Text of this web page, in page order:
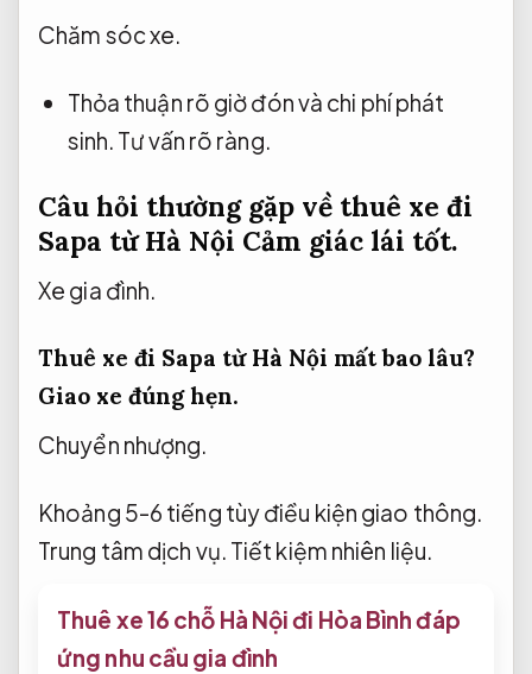
Chăm sóc xe.
Thỏa thuận rõ giờ đón và chi phí phát
sinh. Tư vấn rõ ràng.
Câu hỏi thường gặp về thuê xe đi
Sapa từ Hà Nội Cảm giác lái tốt.
Xe gia đình.
Thuê xe đi Sapa từ Hà Nội mất bao lâu?
Giao xe đúng hẹn.
Chuyển nhượng.
Khoảng 5-6 tiếng tùy điều kiện giao thông.
Trung tâm dịch vụ. Tiết kiệm nhiên liệu.
Thuê xe 16 chỗ Hà Nội đi Hòa Bình đáp
ứng nhu cầu gia đình